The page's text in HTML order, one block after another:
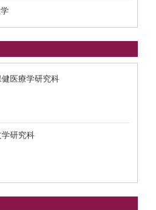
医療学研究科
研究科